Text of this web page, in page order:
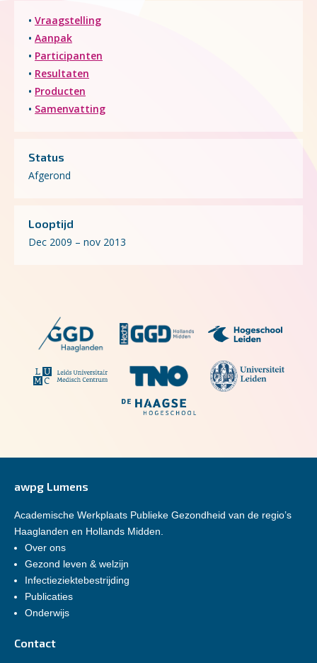
• Vraagstelling
• Aanpak
• Participanten
• Resultaten
• Producten
• Samenvatting
Status
Afgerond
Looptijd
Dec 2009 – nov 2013
awpg Lumens
Academische Werkplaats Publieke Gezondheid van de regio’s
Haaglanden en Hollands Midden.
Over ons
Gezond leven & welzijn
Infectieziektebestrijding
Publicaties
Onderwijs
Contact